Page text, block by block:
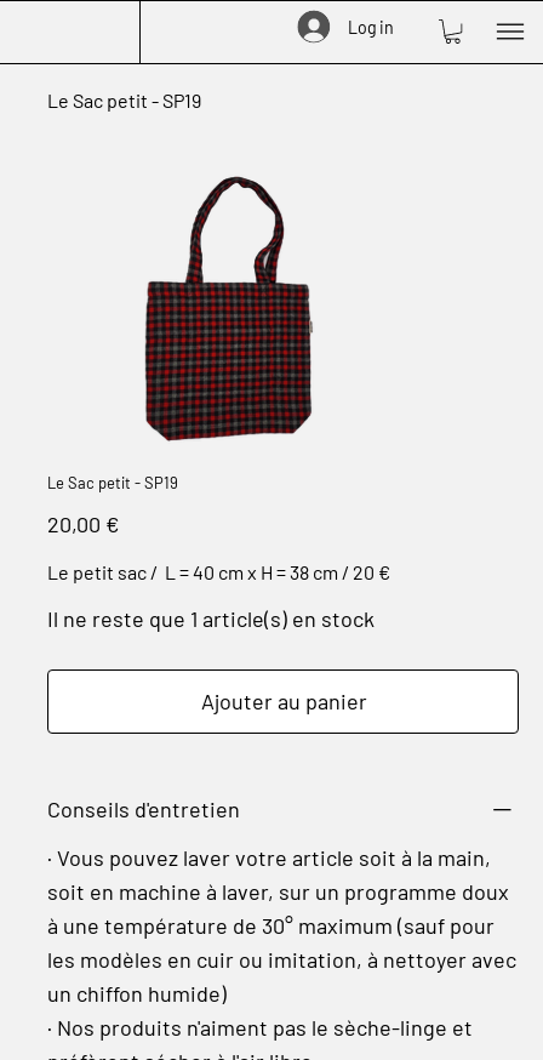
Log in
Le Sac petit - SP19
Le Sac petit - SP19
20,00 €
Le petit sac / L = 40 cm x H = 38 cm / 20 €
Il ne reste que 1 article(s) en stock
Ajouter au panier
Conseils d'entretien
· Vous pouvez laver votre article soit à la main,
soit en machine à laver, sur un programme doux
à une température de 30° maximum (sauf pour
les modèles en cuir ou imitation, à nettoyer avec
un chiffon humide)
· Nos produits n'aiment pas le sèche-linge et